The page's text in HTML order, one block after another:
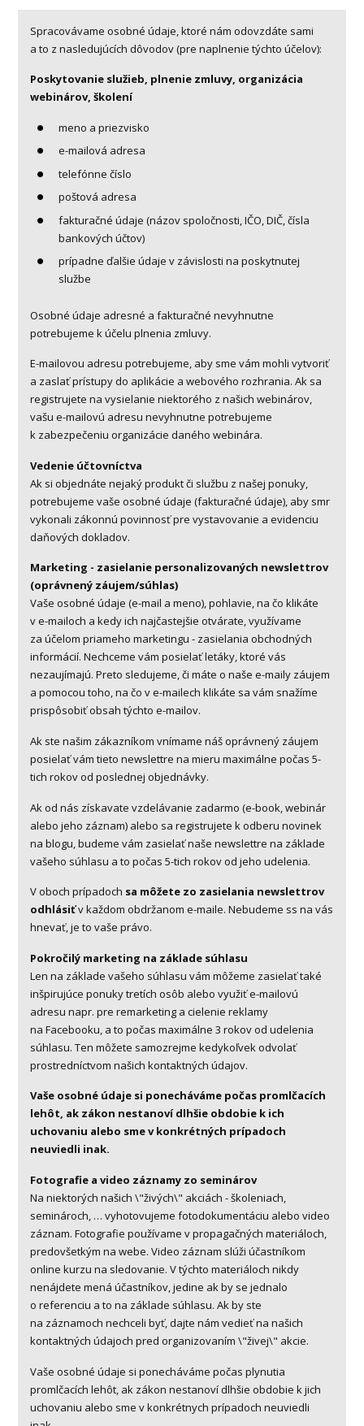
Spracovávame osobné údaje, ktoré nám odovzdáte sami
a to z nasledujúcích dôvodov (pre naplnenie týchto účelov):
Poskytovanie služieb, plnenie zmluvy, organizácia
webinárov, školení
meno a priezvisko
e-mailová adresa
telefónne číslo
poštová adresa
fakturačné údaje (názov spoločnosti, IČO, DIČ, čísla
bankových účtov)
prípadne ďalšie údaje v závislosti na poskytnutej
službe
Osobné údaje adresné a fakturačné nevyhnutne
potrebujeme k účelu plnenia zmluvy.
E-mailovou adresu potrebujeme, aby sme vám mohli vytvoriť
a zaslať prístupy do aplikácie a webového rozhrania. Ak sa
registrujete na vysielanie niektorého z našich webinárov,
vašu e-mailovú adresu nevyhnutne potrebujeme
k zabezpečeniu organizácie daného webinára.
Vedenie účtovníctva
Ak si objednáte nejaký produkt či službu z našej ponuky,
potrebujeme vaše osobné údaje (fakturačné údaje), aby smr
vykonali zákonnú povinnosť pre vystavovanie a evidenciu
daňových dokladov.
Marketing - zasielanie personalizovaných newslettrov
(oprávnený záujem/súhlas)
Vaše osobné údaje (e-mail a meno), pohlavie, na čo klikáte
v e-mailoch a kedy ich najčastejšie otvárate, využívame
za účelom priameho marketingu - zasielania obchodných
informácií. Nechceme vám posielať letáky, ktoré vás
nezaujímajú. Preto sledujeme, či máte o naše e-maily záujem
a pomocou toho, na čo v e-mailech klikáte sa vám snažíme
prispôsobiť obsah týchto e-mailov.
Ak ste našim zákazníkom vnímame náš oprávnený záujem
posielať vám tieto newslettre na mieru maximálne počas 5-
tich rokov od poslednej objednávky.
Ak od nás získavate vzdelávanie zadarmo (e-book, webinár
alebo jeho záznam) alebo sa registrujete k odberu novinek
na blogu, budeme vám zasielať naše newslettre na základe
vašeho súhlasu a to počas 5-tich rokov od jeho udelenia.
V oboch prípadoch sa môžete zo zasielania newslettrov
odhlásiťv každom obdržanom e-maile. Nebudeme ss na vás
hnevať, je to vaše právo.
Pokročilý marketing na základe súhlasu
Len na základe vašeho súhlasu vám môžeme zasielať také
inšpirujúce ponuky tretích osôb alebo využiť e-mailovú
adresu napr. pre remarketing a cielenie reklamy
na Facebooku, a to počas maximálne 3 rokov od udelenia
súhlasu. Ten môžete samozrejme kedykoľvek odvolať
prostredníctvom našich kontaktných údajov.
Vaše osobné údaje si ponecháváme počas promlčacích
lehôt, ak zákon nestanoví dlhšie obdobie k ich
uchovaniu alebo sme v konkrétných prípadoch
neuviedli inak.
Fotografie a video záznamy zo seminárov
Na niektorých našich \"živých\" akciách - školeniach,
seminároch, … vyhotovujeme fotodokumentáciu alebo video
záznam. Fotografie používame v propagačných materiáloch,
predovšetkým na webe. Video záznam slúži účastníkom
online kurzu na sledovanie. V týchto materiáloch nikdy
nenájdete mená účastníkov, jedine ak by se jednalo
o referenciu a to na základe súhlasu. Ak by ste
na záznamoch nechceli byť, dajte nám vedieť na našich
kontaktných údajoch pred organizovaním \"živej\" akcie.
Vaše osobné údaje si ponecháváme počas plynutia
promlčacích lehôt, ak zákon nestanoví dlhšie obdobie k jich
uchovaniu alebo sme v konkrétnych prípadoch neuviedli